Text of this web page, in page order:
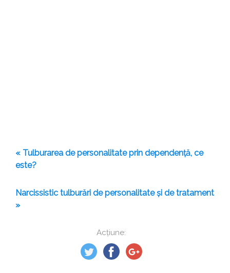
Acțiune:
« Tulburarea de personalitate prin dependență, ce
este?
Narcissistic tulburări de personalitate și de tratament
»